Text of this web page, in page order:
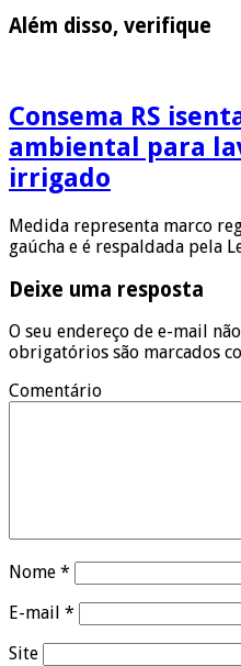
Além disso, verifique
Consema RS
ambiental para
irrigado
Medida representa marco
gaúcha e é respaldada pela
Deixe uma resposta
O seu endereço de e-mail
obrigatórios são marcados
Comentário
Nome *
E-mail *
Site